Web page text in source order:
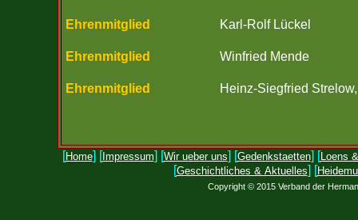
Ehrenmitglied Karl-Rolf Lückel
Ehrenmitglied Winfried Mende
Ehrenmitglied Heinz-Siegfried
[Home] [ Impressum] [Wir ueber uns] [Gedenkstaetten] [Loens
[Geschichtliches & Aktuelles] [
Copyright © 2015 Verband der